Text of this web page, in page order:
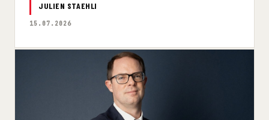
JULIEN STAEHLI
15.07.2026